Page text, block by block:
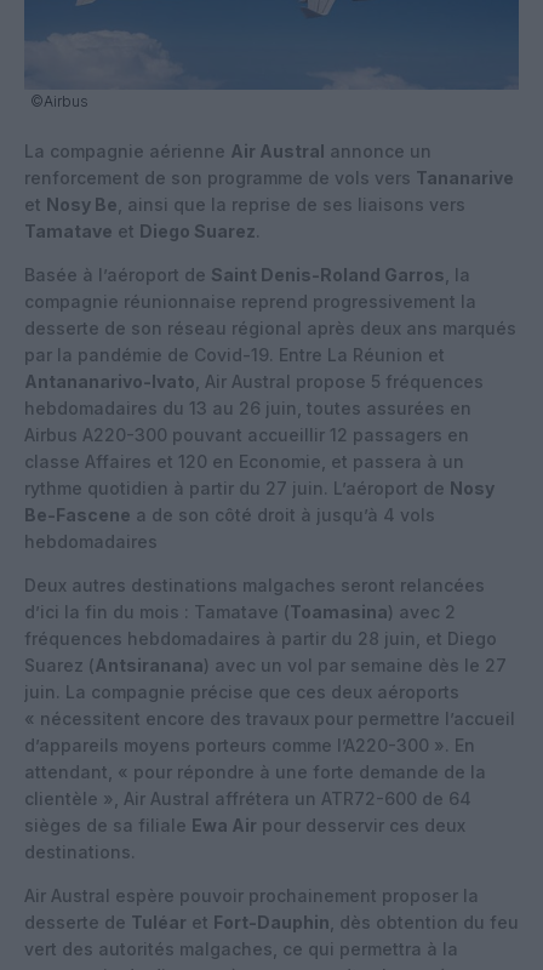
©Airbus
La compagnie aérienne Air Austral annonce un
renforcement de son programme de vols vers Tananarive
et Nosy Be , ainsi que la reprise de ses liaisons vers
Tamatave et Diego Suarez.
Basée à l’aéroport de Saint Denis-Roland Garros , la
compagnie réunionnaise reprend progressivement la
desserte de son réseau régional après deux ans marqués
par la pandémie de Covid-19. Entre La Réunion et
Antananarivo-Ivato , Air Austral propose 5 fréquences
hebdomadaires du 13 au 26 juin, toutes assurées en
Airbus A220-300 pouvant accueillir 12 passagers en
classe Affaires et 120 en Economie, et passera à un
rythme quotidien à partir du 27 juin. L’aéroport de Nosy
Be-Fascene a de son côté droit à jusqu’à 4 vols
hebdomadaires
Deux autres destinations malgaches seront relancées
d’ici la fin du mois : Tamatave (Toamasina) avec 2
fréquences hebdomadaires à partir du 28 juin, et Diego
Suarez (Antsiranana) avec un vol par semaine dès le 27
juin. La compagnie précise que ces deux aéroports
« nécessitent encore des travaux pour permettre l’accueil
d’appareils moyens porteurs comme l’A220-300 ». En
attendant, « pour répondre à une forte demande de la
clientèle », Air Austral affrétera un ATR72-600 de 64
sièges de sa filiale Ewa Air pour desservir ces deux
destinations.
Air Austral espère pouvoir prochainement proposer la
desserte de Tuléar et Fort-Dauphin , dès obtention du feu
vert des autorités malgaches, ce qui permettra à la